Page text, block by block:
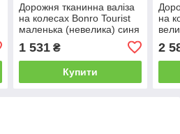
Дорожня тканинна валіза
на колесах Bonro Tourist
маленька (невелика) синя
кодовим замком
1 531₴
Купити
на
2